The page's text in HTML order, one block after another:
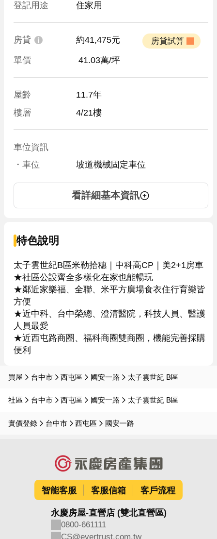
登記用途
住家用
房貸 約41,475元
單價 41.03萬/坪
屋齡
11.7年
樓層
4/21樓
車位資訊
・車位
坡道機械固定車位
看詳細基本資訊
特色說明
太子雲世紀B區米勒拾穗｜中科高CP｜美2+1房車
★社區公設齊全多樣化在家也能暢玩
★鄰近家樂福、全聯、米平方廣場食衣住行育樂皆
方便
★近中科、台中榮總、澄清醫院，科技人員、醫護
人員最愛
★近西屯路商圈、福科商圈雙商圈，機能完善採購
便利
買屋 台中市 西屯區 國安一路 太子雲世紀 B區
社區 台中市 西屯區 國安一路 太子雲世紀 B區
實價登錄 台中市 西屯區 國安一路
智能客服 客服信箱 客戶流程
永慶房屋-直營店 (雙北直營區)
0800-661111
CS@evertrust.com.tw